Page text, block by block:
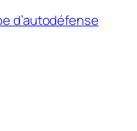
d’autodéfense